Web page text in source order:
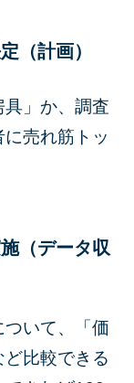
（計画）
具」か、調査
に売れ筋トッ
（データ収
いて、「価
比較できる